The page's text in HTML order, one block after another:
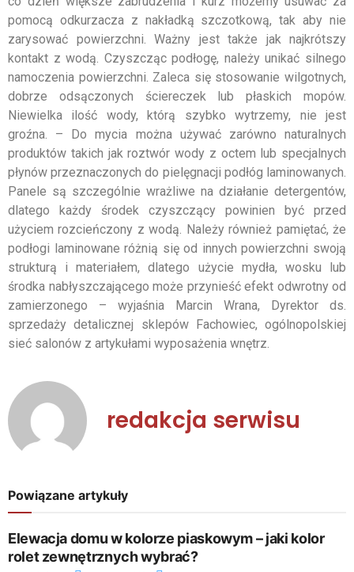
pomocą odkurzacza z nakładką szczotkową, tak aby nie
zarysować powierzchni. Ważny jest także jak najkrótszy
kontakt z wodą. Czyszcząc podłogę, należy unikać silnego
namoczenia powierzchni. Zaleca się stosowanie wilgotnych,
dobrze odsączonych ściereczek lub płaskich mopów.
Niewielka ilość wody, którą szybko wytrzemy, nie jest
groźna. – Do mycia można używać zarówno naturalnych
produktów takich jak roztwór wody z octem lub specjalnych
płynów przeznaczonych do pielęgnacji podłóg laminowanych.
Panele są szczególnie wrażliwe na działanie detergentów,
dlatego każdy środek czyszczący powinien być przed
użyciem rozcieńczony z wodą. Należy również pamiętać, że
podłogi laminowane różnią się od innych powierzchni swoją
strukturą i materiałem, dlatego użycie mydła, wosku lub
środka nabłyszczającego może przynieść efekt odwrotny od
zamierzonego – wyjaśnia Marcin Wrana, Dyrektor ds.
sprzedaży detalicznej sklepów Fachowiec, ogólnopolskiej
sieć salonów z artykułami wyposażenia wnętrz.
redakcja serwisu
Powiązane artykuły
Elewacja domu w kolorze piaskowym – jaki kolor
rolet zewnętrznych wybrać?